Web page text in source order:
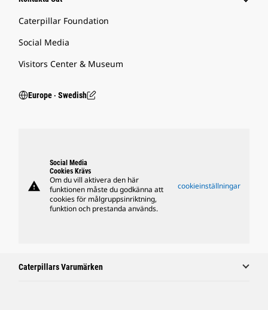
Caterpillar Foundation
Social Media
Visitors Center & Museum
Europe ‧ Swedish
warning
Social Media
Cookies Krävs
Om du vill aktivera den här
funktionen måste du godkänna att
cookies för målgruppsinriktning,
funktion och prestanda används.
cookieinställningar
Caterpillars Varumärken